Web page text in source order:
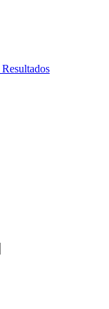
Resultados